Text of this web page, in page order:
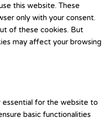
this website. These
only with your consent.
of these cookies. But
may affect your browsing
essential for the website to
basic functionalities